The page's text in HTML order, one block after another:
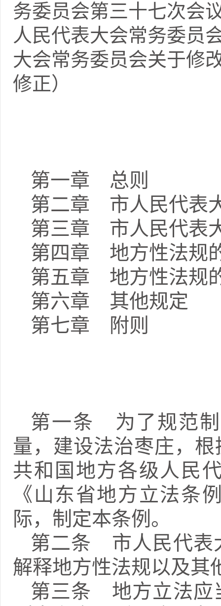
务委员会第三十七次会
人民代表大会常务委员
大会常务委员会关于修
修正）
第一章 总则
第二章 市人民代表
第三章 市人民代表
第四章 地方性法规
第五章 地方性法规
第六章 其他规定
第七章 附则
第一条 为了规范制
量，建设法治枣庄，
共和国地方各级人民
《山东省地方立法条
际，制定本条例。
第二条 市人民代表
解释地方性法规以及其
第三条 地方立法应